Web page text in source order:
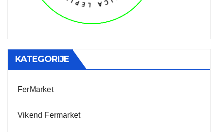
KATEGORIJE
FerMarket
Vikend Fermarket